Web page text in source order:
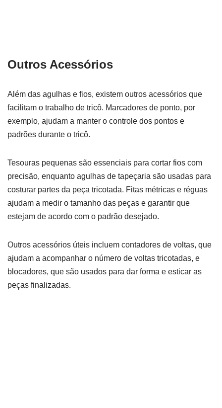
Outros Acessórios
Além das agulhas e fios, existem outros acessórios que
facilitam o trabalho de tricô. Marcadores de ponto, por
exemplo, ajudam a manter o controle dos pontos e
padrões durante o tricô.
Tesouras pequenas são essenciais para cortar fios com
precisão, enquanto agulhas de tapeçaria são usadas para
costurar partes da peça tricotada. Fitas métricas e réguas
ajudam a medir o tamanho das peças e garantir que
estejam de acordo com o padrão desejado.
Outros acessórios úteis incluem contadores de voltas, que
ajudam a acompanhar o número de voltas tricotadas, e
blocadores, que são usados para dar forma e esticar as
peças finalizadas.